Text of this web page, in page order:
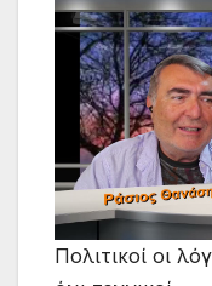
Πολιτικοί οι